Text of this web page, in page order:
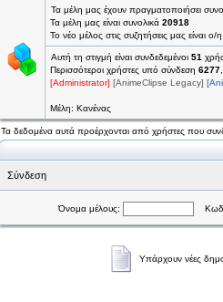
Τα μέλη μας έχουν πραγματοποιήσει
Τα μέλη μας είναι συνολικά 20918
Το νέο μέλος στις συζητήσεις μας είναι ο/
Αυτή τη στιγμή είναι συνδεδεμένοι 51
Περισσότεροι χρήστες υπό σύνδεση 6277
[Administrator] [AnimeClipse Legacy]
Μέλη: Κανένας
Τα δεδομένα αυτά προέρχονται από χρήστες που
Σύνδεση
Όνομα μέλους:
Υπάρχουν νέες